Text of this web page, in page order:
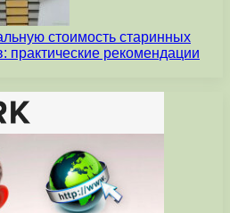
стоимость старинных
практические рекомендации